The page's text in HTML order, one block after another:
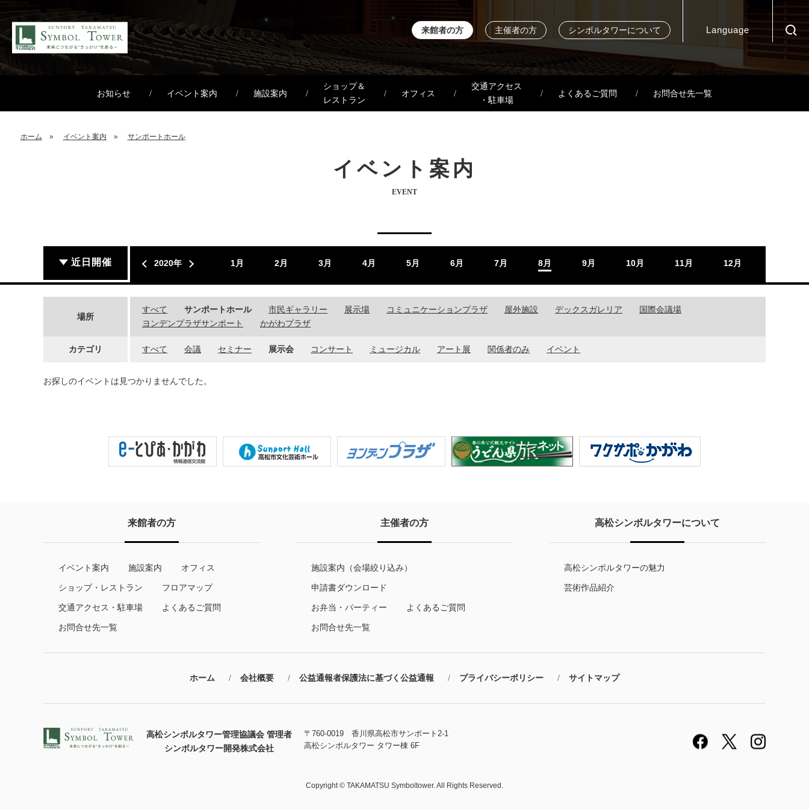
来館者の方 主催者の方 シンボルタワーについて Language
お知らせ イベント案内 施設案内
ショップ＆
レストラン
オフィス
交通アクセス
・駐車場
よくあるご質問 お問合せ先一覧
ホーム イベント案内 サンポートホール
イベント案内
EVENT
近日開催 2020年 1月 2月 3月 4月 5月 6月 7月 8月 9月 10月 11月 12月
場所
すべて サンポートホール 市民ギャラリー 展示場 コミュニケーションプラザ 屋外施設 デックスガレリア
国際会議場
ヨンデンプラザサンポート
かがわプラザ
カテゴリ すべて 会議 セミナー 展示会 コンサート ミュージカル アート展 関係者のみ イベント
お探しのイベントは見つかりませんでした。
来館者の方
イベント案内 施設案内 オフィス
ショップ・レストラン フロアマップ
交通アクセス・駐車場 よくあるご質問
お問合せ先一覧
主催者の方
施設案内（会場絞り込み）
申請書ダウンロード
お弁当・パーティー よくあるご質問
お問合せ先一覧
高松シンボルタワーについて
高松シンボルタワーの魅力
芸術作品紹介
ホーム 会社概要 公益通報者保護法に基づく公益通報 プライバシーポリシー サイトマップ
高松シンボルタワー管理協議会 管理者
シンボルタワー開発株式会社
〒760-0019 香川県高松市サンポート2-1
高松シンボルタワー タワー棟 6F
Copyright © TAKAMATSU Symboltower. All Rights Reserved.